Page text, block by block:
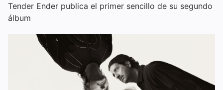
Tender Ender publica el primer sencillo de su segundo
álbum